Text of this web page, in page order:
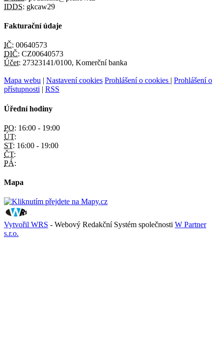
IDDS: gkcaw29
Fakturační údaje
IČ: 00640573
DIČ: CZ00640573
Účet: 27323141/0100, Komerční banka
Mapa webu | Nastavení cookies Prohlášení o cookies | Prohlášení o
přístupnosti | RSS
Úřední hodiny
PO: 16:00 - 19:00
ÚT:
ST: 16:00 - 19:00
ČT:
PÁ:
Mapa
Vytvořil WRS - Webový Redakční Systém společnosti W Partner
s.r.o.